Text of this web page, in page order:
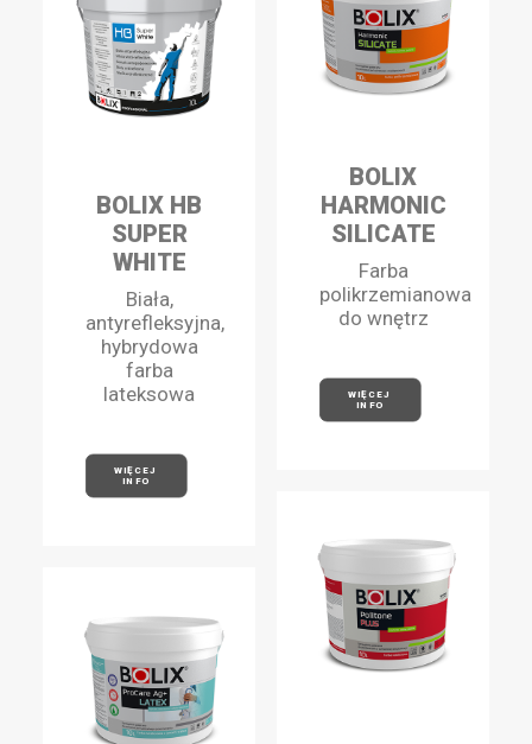
BOLIX
HARMONIC
SILICATE
Farba
polikrzemianowa
do wnętrz
WIĘCEJ
INFO
BOLIX HB
SUPER
WHITE
Biała,
antyrefleksyjna,
hybrydowa
farba
lateksowa
WIĘCEJ
INFO